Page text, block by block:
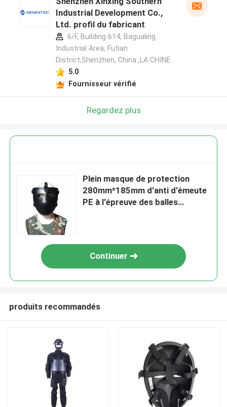
Industrial Development Co.,
Ltd. profil du fabricant
6/F, Building 614, Bagualing
Industrial Area, Futian
District,Shenzhen, China ,LA CHINE
5.0
Fournisseur vérifié
Regardez plus
Plein masque de protection
280mm*185mm d'anti d'émeute
PE à l'épreuve des balles
Continuer
produits recommandés